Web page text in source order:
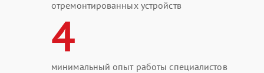
отремонтированных устройств
4
минимальный опыт работы специалистов